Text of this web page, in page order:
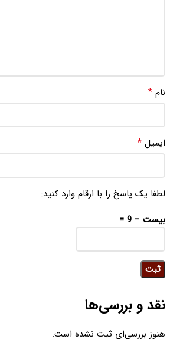
نقد و بررسی‌ها
هنوز بررسی‌ای ثبت نشده است.
نام *
ایمیل *
لطفا یک پاسخ را با ارقام وارد کنید:
بیست − 9 =